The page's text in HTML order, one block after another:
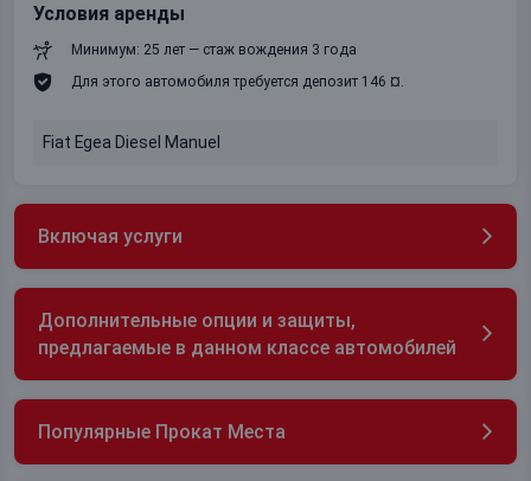
Условия аренды
Минимум: 25 лет — стаж вождения 3 года
Для этого автомобиля требуется депозит 146 ¤.
Fiat Egea Diesel Manuel
Включая услуги
Дополнительные опции и защиты,
предлагаемые в данном классе автомобилей
Популярные Прокат Места